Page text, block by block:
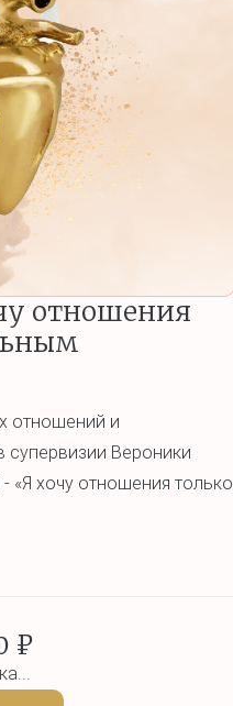
отношения
отношений и
супервизии Вероники
«Я хочу отношения только
₽